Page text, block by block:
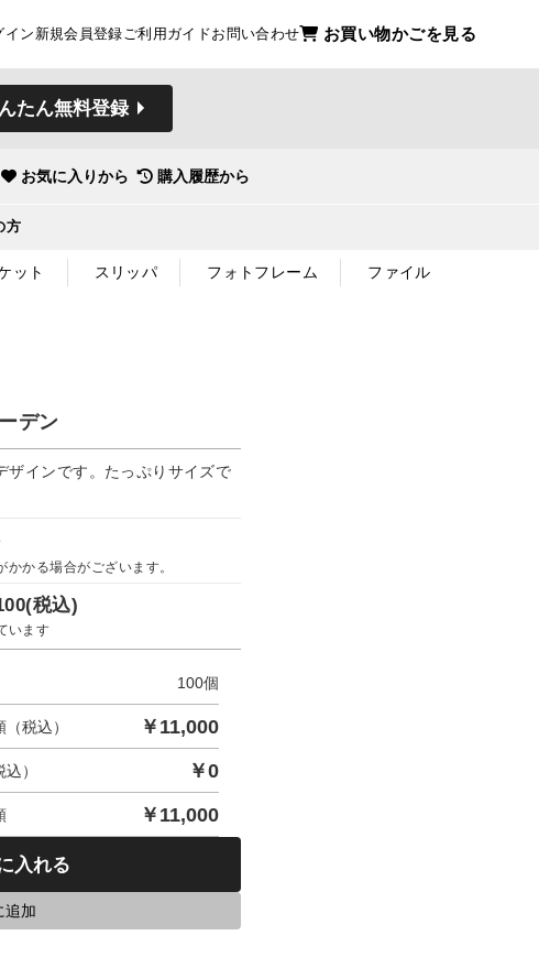
イン 新規会員登録ご利用ガイドお問い合わせ お買い物かごを見る
たん無料登録
お気に入りから 購入履歴から
方
ット スリッパ フォトフレーム ファイル
デン
ザインです。たっぷりサイズで
かる場合がございます。
(税込)
います
100個
税込） ￥ 11,000
） ￥0
￥ 11,000
入れる
追加